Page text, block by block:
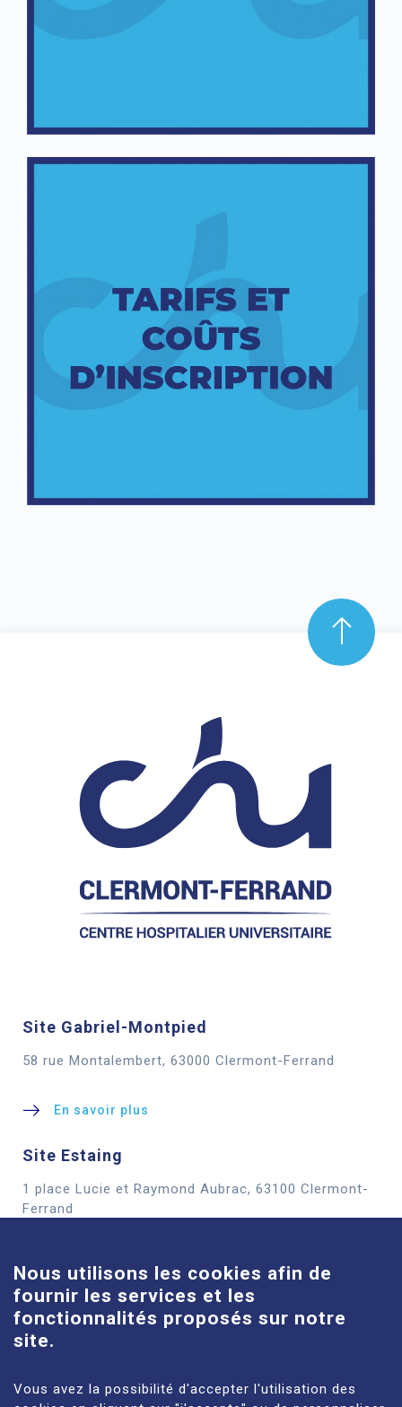
Site Gabriel-Montpied
58 rue Montalembert, 63000 Clermont-Ferrand
En savoir plus
Site Estaing
1 place Lucie et Raymond Aubrac, 63100 Clermont-
Ferrand
Site Louise-Michel
61 route de Châteaugay, 63118 Cébazat
En savoir plus
Nous utilisons les cookies afin de
fournir les services et les
fonctionnalités proposés sur notre
site.
Vous avez la possibilité d'accepter l'utilisation des